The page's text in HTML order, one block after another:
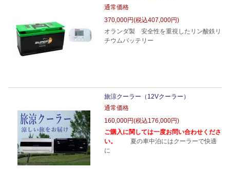
通常価格
370,000円(税込407,000円)
オランダ製 安全性を重視したリン酸鉄リ
チウムバッテリー
旅涼クーラー（12Vクーラー）
通常価格
160,000円(税込176,000円)
ご購入に関しては一度お問い合わせくださ
い。
夏の車中泊にはクーラーで快適
に